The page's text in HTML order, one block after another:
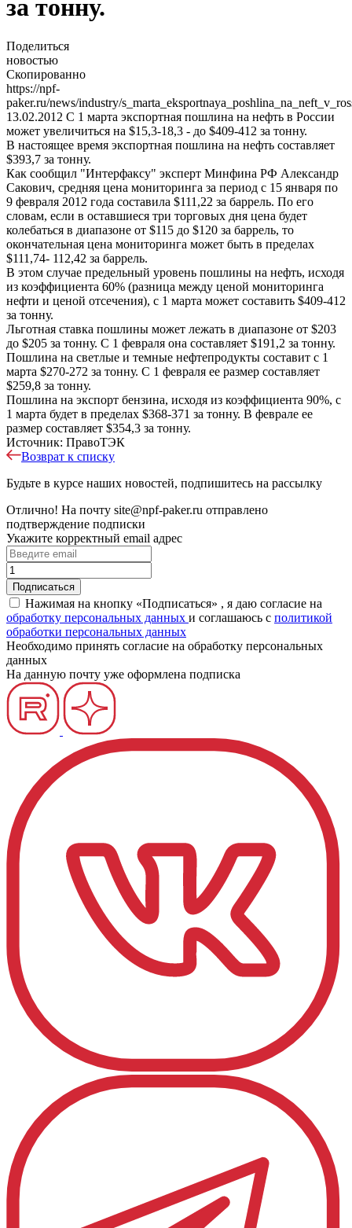
за тонну.
Поделиться
новостью
Скопированно
https://npf-
paker.ru/news/industry/
13.02.2012 С 1 марта экспортная пошлина на нефть в России
может увеличиться на $15,3-18,3 - до $409-412 за тонну.
В настоящее время экспортная пошлина на нефть составляет
$393,7 за тонну.
Как сообщил "Интерфаксу" эксперт Минфина РФ Александр
Сакович, средняя цена мониторинга за период с 15 января по
9 февраля 2012 года составила $111,22 за баррель. По его
словам, если в оставшиеся три торговых дня цена будет
колебаться в диапазоне от $115 до $120 за баррель, то
окончательная цена мониторинга может быть в пределах
$111,74- 112,42 за баррель.
В этом случае предельный уровень пошлины на нефть, исходя
из коэффициента 60% (разница между ценой мониторинга
нефти и ценой отсечения), с 1 марта может составить $409-412
за тонну.
Льготная ставка пошлины может лежать в диапазоне от $203
до $205 за тонну. С 1 февраля она составляет $191,2 за тонну.
Пошлина на светлые и темные нефтепродукты составит с 1
марта $270-272 за тонну. С 1 февраля ее размер составляет
$259,8 за тонну.
Пошлина на экспорт бензина, исходя из коэффициента 90%, с
1 марта будет в пределах $368-371 за тонну. В феврале ее
размер составляет $354,3 за тонну.
Источник: ПравоТЭК
Возврат к списку
Будьте в курсе наших новостей, подпишитесь на рассылку
Отлично! На почту site@npf-paker.ru отправлено
подтверждение подписки
Укажите корректный email адрес
Нажимая на кнопку «Подписаться» , я даю согласие на
обработку персональных данных и соглашаюсь c политикой
обработки персональных данных
Необходимо принять согласие на обработку персональных
данных
На данную почту уже оформлена подписка